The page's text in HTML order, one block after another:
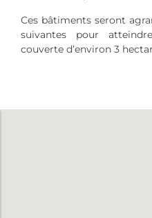
Ces bâtiments seront
suivantes pour
couverte d’environ 3